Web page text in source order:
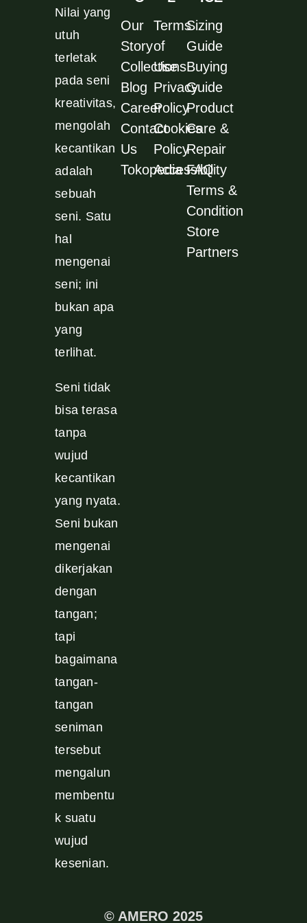
Nilai yang
utuh
terletak
pada seni
kreativitas,
mengolah
kecantikan
adalah
sebuah
seni. Satu
hal
mengenai
seni; ini
bukan apa
yang
terlihat.
Seni tidak
bisa terasa
tanpa
wujud
kecantikan
yang nyata.
Seni bukan
mengenai
dikerjakan
dengan
tangan;
tapi
bagaimana
tangan-
tangan
seniman
tersebut
mengalun
membentu
k suatu
wujud
kesenian.
Our
Story
Collections
Blog
Career
Contact
Us
Tokopedia
Terms
of
Use
Privacy
Policy
Cookies
Policy
Accessibility
Sizing
Guide
Buying
Guide
Product
Care &
Repair
FAQ
Terms &
Condition
Store
Partners
© AMERO 2025